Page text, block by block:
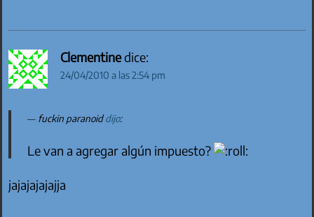
Clementinedice:
24/04/2010 a las 2:54 pm
fuckin paranoiddijo:
Le van a agregar algún impuesto?
jajajajajajja